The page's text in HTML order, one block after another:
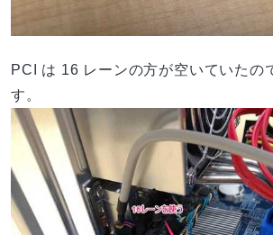
PCI は 16 レーンの方が空いていたの
す。